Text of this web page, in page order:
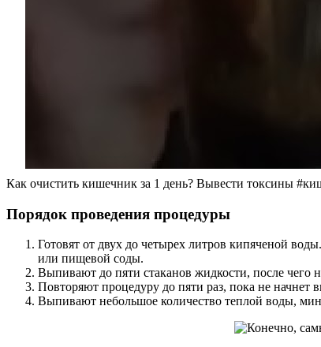
Как очистить кишечник за 1 день? Вывести токсины
Порядок проведения процедуры
Готовят от двух до четырех литров кипяченой
или пищевой соды.
Выпивают до пяти стаканов жидкости, после чего
Повторяют процедуру до пяти раз, пока не начнет
Выпивают небольшое количество теплой воды,